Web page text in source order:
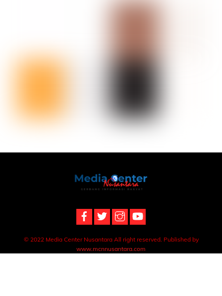
Back
To
© 2022 Media Center Nusantara All right reserved. Published by
www.mcnnusantara.com